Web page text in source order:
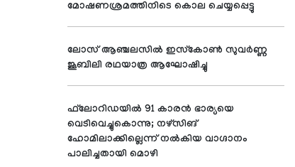
മോഷണശ്രമത്തിനിടെ കൊല ചെയ്യപ്പെട്ടു
ലോസ് ആഞ്ചലസില്‍ ഇസ്‌കോണ്‍ സുവര്‍ണ്ണ
ജൂബിലി രഥയാത്ര ആഘോഷിച്ചു
ഫ്‌ലോറിഡയില്‍ 91 കാരന്‍ ഭാര്യയെ
വെടിവെച്ചുകൊന്നു; നഴ്‌സിങ്
ഹോമിലാക്കില്ലെന്ന് നല്‍കിയ വാഗ്ദാനം
പാലിച്ചതായി മൊഴി